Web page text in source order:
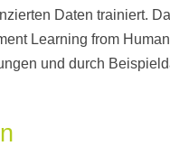
Daten trainiert.
Learning from
und durch